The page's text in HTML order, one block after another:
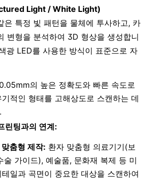
Light / White Light)
은 특정 빛 패턴을 물체에 투사하고, 카
변형을 분석하여 3D 형상을 생성합니
광 LED를 사용한 방식이 표준으로 자
의 높은 정확도와 빠른 속도로
적인 형태를 고해상도로 스캔하는 데
린팅과의 연계:
춤형 제작: 환자 맞춤형 의료기기(보
술 가이드), 예술품, 문화재 복제 등 미
일과 곡면이 중요한 대상을 스캔하여